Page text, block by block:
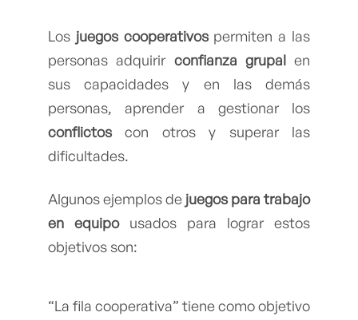
Los juegos cooperativospermiten a las
personas adquirir confianza grupalen
sus capacidades y en las demás
personas, aprender a gestionar los
conflictos con otros y superar las
dificultades.
Algunos ejemplos de juegos para trabajo
en equipousados para lograr estos
objetivos son:
“La fila cooperativa” tiene como objetivo